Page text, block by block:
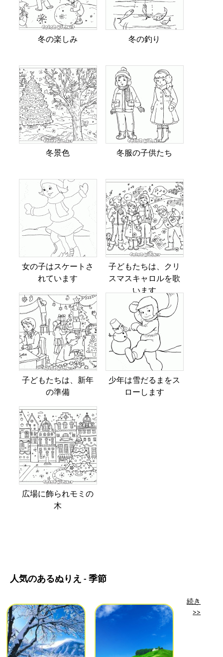
冬の楽しみ 冬の釣り
冬景色 冬服の子供たち
女の子はスケートさ
れています
子どもたちは、クリ
スマスキャロルを歌
います
子どもたちは、新年
の準備
少年は雪だるまをス
ローします
広場に飾られモミの
木
人気のあるぬりえ - 季節
続き
>>